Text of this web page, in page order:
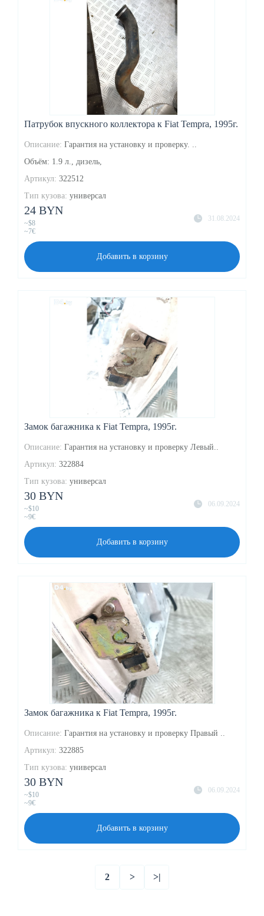
Патрубок впускного коллектора к Fiat Tempra, 1995г.
Описание: Гарантия на установку и проверку. ..
Объём: 1.9 л., дизель,
Артикул: 322512
Тип кузова: универсал
31.08.2024
24 BYN
~$8
~7€
Добавить в корзину
Замок багажника к Fiat Tempra, 1995г.
Описание: Гарантия на установку и проверку Левый..
Артикул: 322884
Тип кузова: универсал
06.09.2024
30 BYN
~$10
~9€
Добавить в корзину
Замок багажника к Fiat Tempra, 1995г.
Описание: Гарантия на установку и проверку Правый ..
Артикул: 322885
Тип кузова: универсал
06.09.2024
30 BYN
~$10
~9€
Добавить в корзину
2 > >|